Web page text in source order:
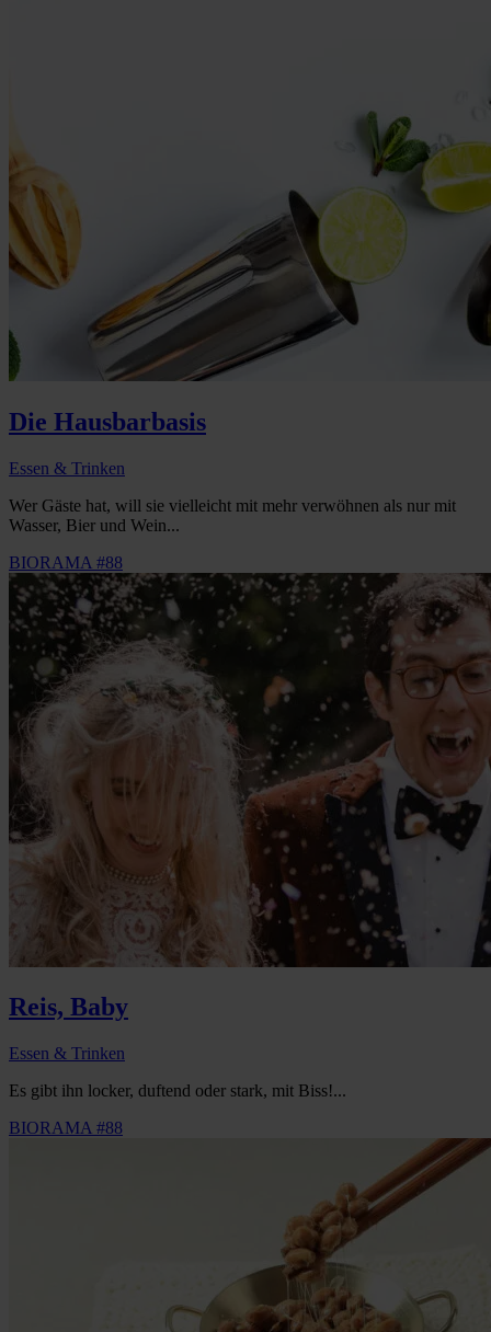
Die Hausbarbasis
Essen & Trinken
Wer Gäste hat, will sie vielleicht mit mehr verwöhnen als nur mit
Wasser, Bier und Wein...
BIORAMA #88
Reis, Baby
Essen & Trinken
Es gibt ihn locker, duftend oder stark, mit Biss!...
BIORAMA #88